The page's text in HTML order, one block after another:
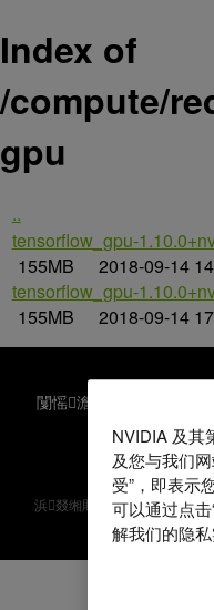
Index of
/compute/
gpu
..
tensorflow_gpu-
155MB
2018-09-14
tensorflow_gpu-
155MB
2018-09-14
闅愮澹版槑
鍏徃
Copyright ©
浜叕缃戝畨澶
NVIDIA 及其
及您与我们
受”，即表示
可以通过点
解我们的隐私